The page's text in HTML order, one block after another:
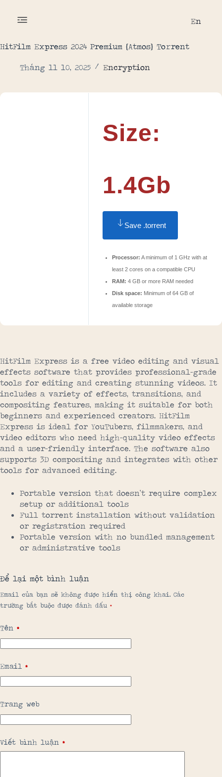
En
HitFilm Express 2024 Premium {Atmos} To𝚛rent
Tháng 11 10, 2025 Encryption
Size:
1.4Gb
Save .torrent
Processor: A minimum of 1 GHz with at
least 2 cores on a compatible CPU
RAM: 4 GB or more RAM needed
Disk space: Minimum of 64 GB of
available storage
HitFilm Express is a free video editing and visual
effects software that provides professional-grade
tools for editing and creating stunning videos. It
includes a variety of effects, transitions, and
compositing features, making it suitable for both
beginners and experienced creators. HitFilm
Express is ideal for YouTubers, filmmakers, and
video editors who need high-quality video effects
and a user-friendly interface. The software also
supports 3D compositing and integrates with other
tools for advanced editing.
Portable version that doesn’t require complex
setup or additional tools
Full torrent installation without validation
or registration required
Portable version with no bundled management
or administrative tools
Để lại một bình luận
Email của bạn sẽ không được hiển thị công khai. Các
trường bắt buộc được đánh dấu *
Tên *
Email *
Trang web
Viết bình luận *